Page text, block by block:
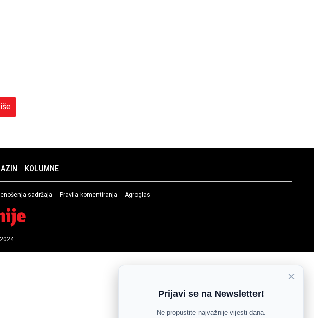
KOLUMNE
sadržaja Pravila komentiranja Agroglas
×
Prijavi se na Newsletter!
Ne propustite najvažnije vijesti dana.